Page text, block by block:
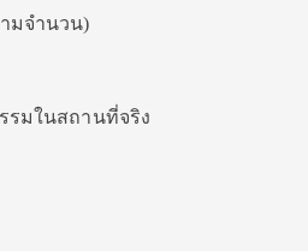
มจำนวน)
รมในสถานที่จริง